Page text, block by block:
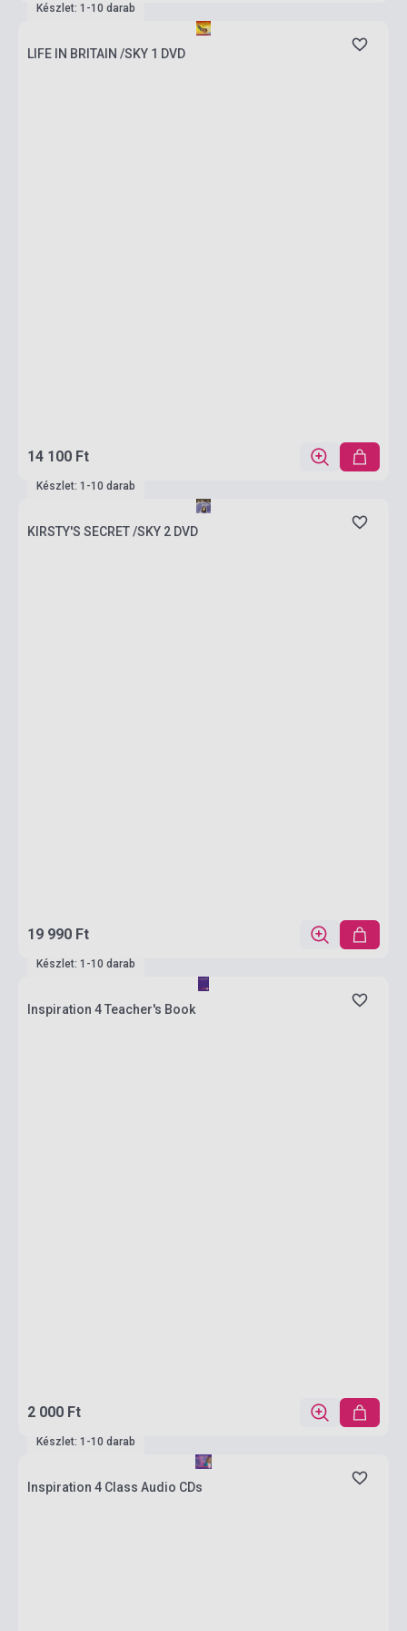
Készlet: 1-10 darab
LIFE IN BRITAIN /SKY 1 DVD
14 100 Ft
Készlet: 1-10 darab
KIRSTY'S SECRET /SKY 2 DVD
19 990 Ft
Készlet: 1-10 darab
Inspiration 4 Teacher's Book
2 000 Ft
Készlet: 1-10 darab
Inspiration 4 Class Audio CDs